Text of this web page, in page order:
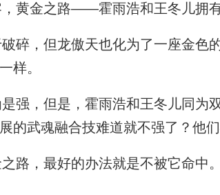
黄金之路——霍雨浩和王冬儿拥有
碎，但龙傲天也化为了一座金色
样。
强，但是，霍雨浩和王冬儿同为
的武魂融合技难道就不强了？他
路，最好的办法就是不被它命中